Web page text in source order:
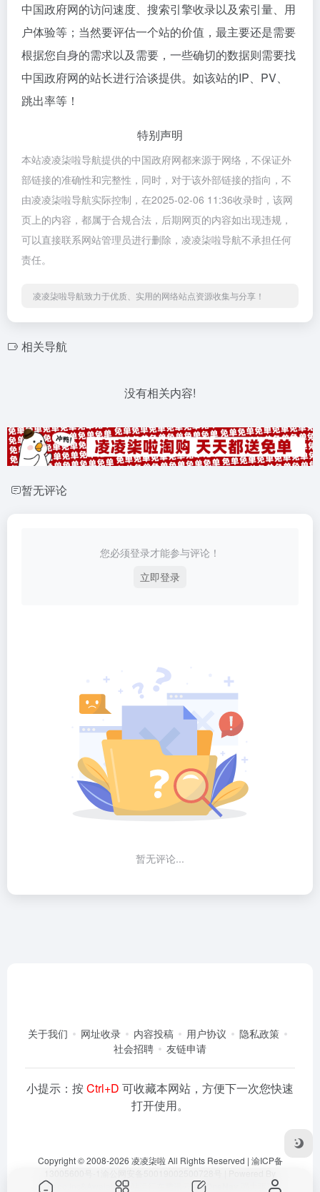
中国政府网的访问速度、搜索引擎收录以及索引量、用
户体验等；当然要评估一个站的价值，最主要还是需要
根据您自身的需求以及需要，一些确切的数据则需要找
中国政府网的站长进行洽谈提供。如该站的IP、PV、
跳出率等！
特别声明
本站凌凌柒啦导航提供的中国政府网都来源于网络，不保证外
部链接的准确性和完整性，同时，对于该外部链接的指向，不
由凌凌柒啦导航实际控制，在2025-02-06 11:36收录时，该网
页上的内容，都属于合规合法，后期网页的内容如出现违规，
可以直接联系网站管理员进行删除，凌凌柒啦导航不承担任何
责任。
凌凌柒啦导航致力于优质、实用的网络站点资源收集与分享！
相关导航
没有相关内容!
暂无评论
您必须登录才能参与评论！
立即登录
暂无评论...
关于我们 网址收录 内容投稿 用户协议
隐私政策
社会招聘
友链申请
小提示：按Ctrl+D 可收藏本网站，方便下一次您快速
打开使用。
Copyright © 2008-2026 凌凌柒啦 All Rights Reserved | 渝ICP备
Dlaoo.Inc
Awalab| 本站运行在 由OneNav 强力驱动